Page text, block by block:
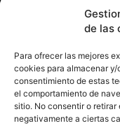
de las
Para ofrecer las mejores
cookies para almacenar
consentimiento de estas
el comportamiento de
sitio. No consentir o
negativamente a ciertas
Culturamania.com
en todas sus
opinión,
eventos, arte,
todo con un enfoque
cultural